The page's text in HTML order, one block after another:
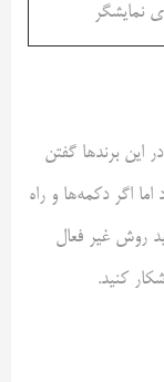
این برندها گفتن
اگر دکمه‌ها و راه
روش غیر فعال
کنید.